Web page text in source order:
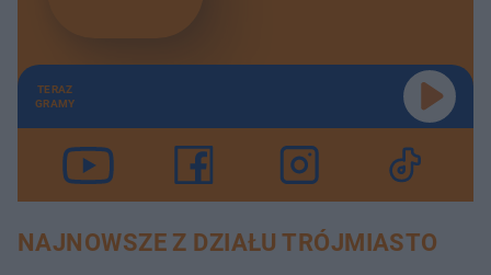
TERAZ
GRAMY
NAJNOWSZE Z DZIAŁU TRÓJMIASTO